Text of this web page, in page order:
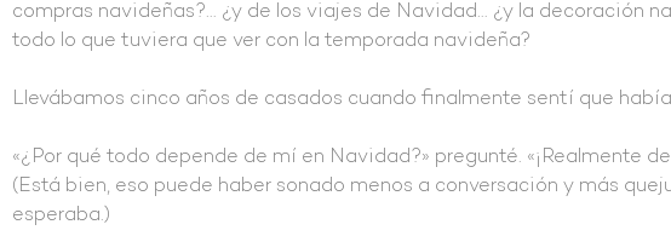
compras navideñas?… ¿y de los viajes de Navidad… ¿y la decoración
todo lo que tuviera que ver con la temporada navideña?
Llevábamos cinco años de casados cuando finalmente sentí que
«¿Por qué todo depende de mí en Navidad?» pregunté. «¡Realmente
(Está bien, eso puede haber sonado menos a conversación y más
esperaba.)